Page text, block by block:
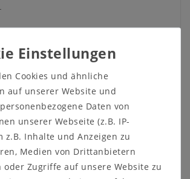
beim Fotografieren kann
wird.
sind nicht im Lieferumfang
Cookies und ähnliche
auf unserer Website und
Daten von
unserer Webseite (z.B. IP-
z.B. Inhalte und Anzeigen zu
Medien von Drittanbietern
Zugriffe auf unsere Website zu